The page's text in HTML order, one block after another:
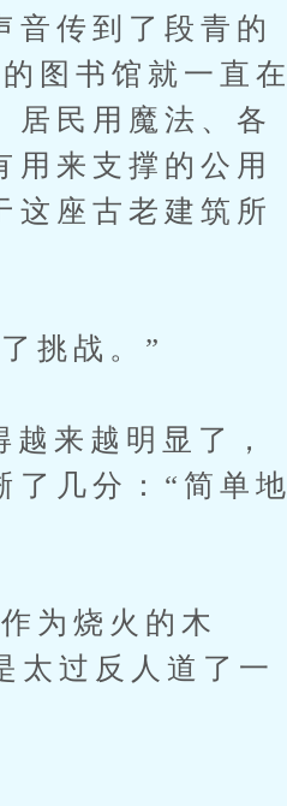
音传到了段青的
图书馆就一直在
居民用魔法、各
来支撑的公用
这座古老建筑所
挑战。”
来越明显了，
了几分：“简单地
为烧火的木
太过反人道了一